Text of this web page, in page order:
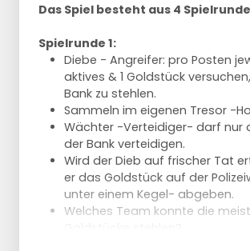
Das Spiel besteht aus 4
Spielrunde 1:
Diebe - Angreifer: pro Posten
aktives & 1 Goldstück
Bank zu stehlen.
Sammeln im eigenen Tresor -
Wächter -Verteidiger- darf nur
der Bank verteidigen.
Wird der Dieb auf frischer Tat
er das Goldstück auf der
unter einem Kegel- abgeben.
Welches Team konnte die